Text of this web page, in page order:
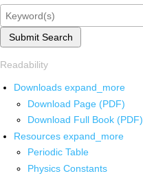
Submit Search
Readability
Downloads expand_more
Download Page (PDF)
Download Full Book (PDF)
Resources expand_more
Periodic Table
Physics Constants